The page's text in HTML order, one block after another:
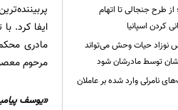
ایفا کرد.
مادری
مرحوم
«یوسف
از طرح جنجالی تا اتهام
کردن اسپانیا
نوزاد حیات وحش می‌تواند
توسط مادرشان شود
نامرئی وارد شده بر عاملان